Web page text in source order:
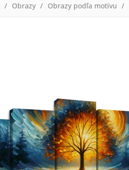
Obrazy Obrazy podľa motívu